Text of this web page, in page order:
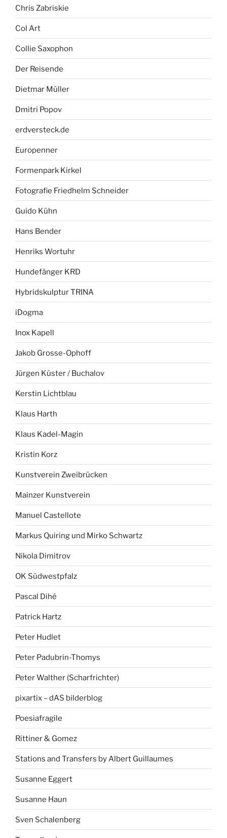
Chris Zabriskie
Col Art
Collie Saxophon
Der Reisende
Dietmar Müller
Dmitri Popov
erdversteck.de
Europenner
Formenpark Kirkel
Fotografie Friedhelm Schneider
Guido Kühn
Hans Bender
Henriks Wortuhr
Hundefänger KRD
Hybridskulptur TRINA
iDogma
Inox Kapell
Jakob Grosse-Ophoff
Jürgen Küster / Buchalov
Kerstin Lichtblau
Klaus Harth
Klaus Kadel-Magin
Kristin Korz
Kunstverein Zweibrücken
Mainzer Kunstverein
Manuel Castellote
Markus Quiring und Mirko Schwartz
Nikola Dimitrov
OK Südwestpfalz
Pascal Dihé
Patrick Hartz
Peter Hudlet
Peter Padubrin-Thomys
Peter Walther (Scharfrichter)
pixartix – dAS bilderblog
Poesiafragile
Rittiner & Gomez
Stations and Transfers by Albert Guillaumes
Susanne Eggert
Susanne Haun
Sven Schalenberg